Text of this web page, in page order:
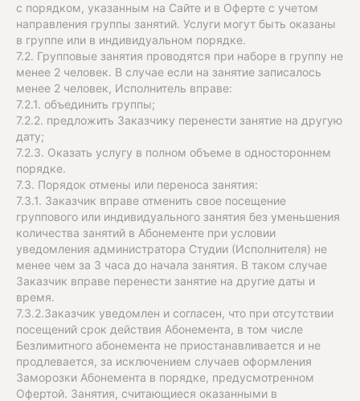
с порядком, указанным на Сайте и в Оферте с учетом
направления группы занятий. Услуги могут быть оказаны
в группе или в индивидуальном порядке.
7.2. Групповые занятия проводятся при наборе в группу не
менее 2 человек. В случае если на занятие записалось
менее 2 человек, Исполнитель вправе:
7.2.1. объединить группы;
7.2.2. предложить Заказчику перенести занятие на другую
дату;
7.2.3. Оказать услугу в полном объеме в одностороннем
порядке.
7.3. Порядок отмены или переноса занятия:
7.3.1. Заказчик вправе отменить свое посещение
группового или индивидуального занятия без уменьшения
количества занятий в Абонементе при условии
уведомления администратора Студии (Исполнителя) не
менее чем за 3 часа до начала занятия. В таком случае
Заказчик вправе перенести занятие на другие даты и
время.
7.3.2.Заказчик уведомлен и согласен, что при отсутствии
посещений срок действия Абонемента, в том числе
Безлимитного абонемента не приостанавливается и не
продлевается, за исключением случаев оформления
Заморозки Абонемента в порядке, предусмотренном
Офертой. Занятия, считающиеся оказанными в